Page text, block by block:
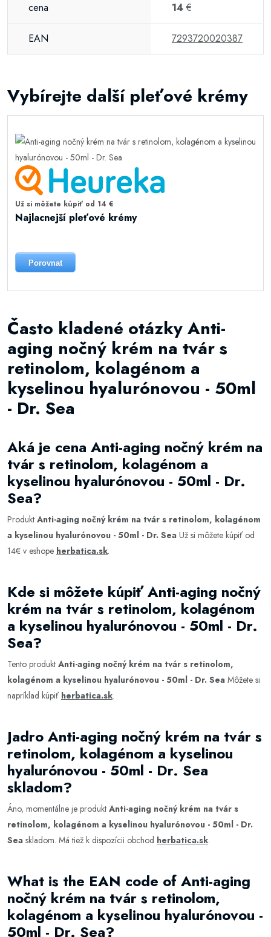
cena 14 €
EAN 7293720020387
Vybírejte další pleťové krémy
Už si môžete kúpiť od 14 €
Najlacnejší pleťové krémy
Porovnat
Často kladené otázky Anti-
aging nočný krém na tvár s
retinolom, kolagénom a
kyselinou hyalurónovou - 50ml
- Dr. Sea
Aká je cena Anti-aging nočný krém na
tvár s retinolom, kolagénom a
kyselinou hyalurónovou - 50ml - Dr.
Sea?
Produkt Anti-aging nočný krém na tvár s retinolom, kolagénom
a kyselinou hyalurónovou - 50ml - Dr. Sea Už si môžete kúpiť od
14€ v eshope herbatica.sk.
Kde si môžete kúpiť Anti-aging nočný
krém na tvár s retinolom, kolagénom
a kyselinou hyalurónovou - 50ml - Dr.
Sea?
Tento produkt Anti-aging nočný krém na tvár s retinolom,
kolagénom a kyselinou hyalurónovou - 50ml - Dr. Sea Môžete si
napríklad kúpiť herbatica.sk.
Jadro Anti-aging nočný krém na tvár s
retinolom, kolagénom a kyselinou
hyalurónovou - 50ml - Dr. Sea
skladom?
Áno, momentálne je produkt Anti-aging nočný krém na tvár s
retinolom, kolagénom a kyselinou hyalurónovou - 50ml - Dr.
Sea skladom. Má tiež k dispozícii obchod herbatica.sk.
What is the EAN code of Anti-aging
nočný krém na tvár s retinolom,
kolagénom a kyselinou hyalurónovou -
50ml - Dr. Sea?